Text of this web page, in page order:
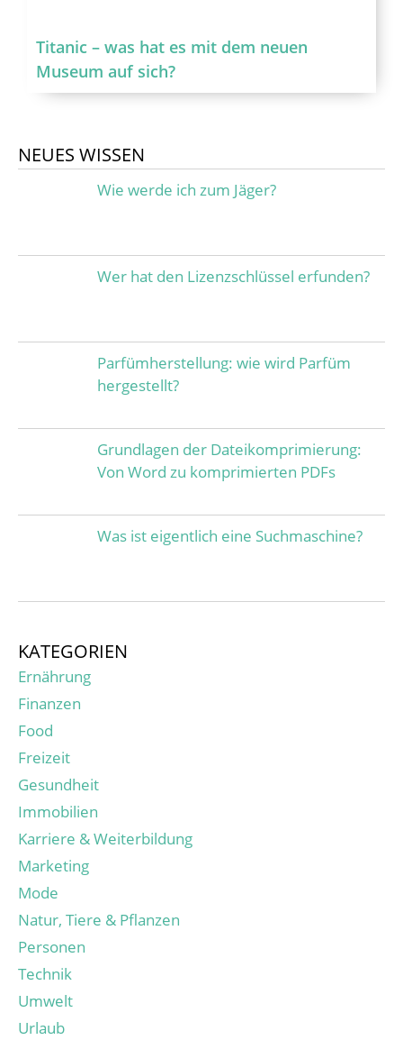
Titanic – was hat es mit dem neuen
Museum auf sich?
NEUES WISSEN
Wie werde ich zum Jäger?
Wer hat den Lizenzschlüssel erfunden?
Parfümherstellung: wie wird Parfüm
hergestellt?
Grundlagen der Dateikomprimierung:
Von Word zu komprimierten PDFs
Was ist eigentlich eine Suchmaschine?
KATEGORIEN
Ernährung
Finanzen
Food
Freizeit
Gesundheit
Immobilien
Karriere & Weiterbildung
Marketing
Mode
Natur, Tiere & Pflanzen
Personen
Technik
Umwelt
Urlaub